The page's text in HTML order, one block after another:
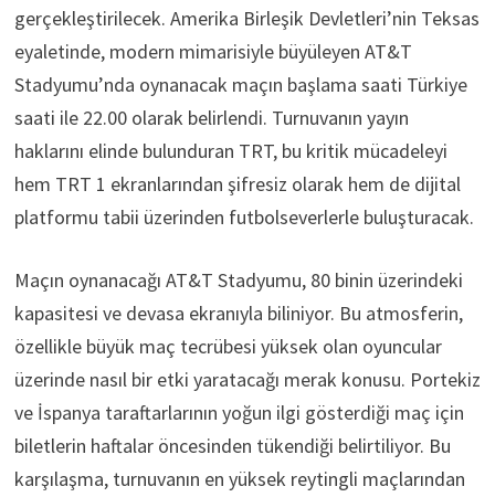
gerçekleştirilecek. Amerika Birleşik Devletleri’nin Teksas
eyaletinde, modern mimarisiyle büyüleyen AT&T
Stadyumu’nda oynanacak maçın başlama saati Türkiye
saati ile 22.00 olarak belirlendi. Turnuvanın yayın
haklarını elinde bulunduran TRT, bu kritik mücadeleyi
hem TRT 1 ekranlarından şifresiz olarak hem de dijital
platformu tabii üzerinden futbolseverlerle buluşturacak.
Maçın oynanacağı AT&T Stadyumu, 80 binin üzerindeki
kapasitesi ve devasa ekranıyla biliniyor. Bu atmosferin,
özellikle büyük maç tecrübesi yüksek olan oyuncular
üzerinde nasıl bir etki yaratacağı merak konusu. Portekiz
ve İspanya taraftarlarının yoğun ilgi gösterdiği maç için
biletlerin haftalar öncesinden tükendiği belirtiliyor. Bu
karşılaşma, turnuvanın en yüksek reytingli maçlarından